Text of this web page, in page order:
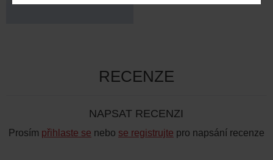
RECENZE
NAPSAT RECENZI
Prosím přihlaste se nebo se registrujte pro napsání recenze